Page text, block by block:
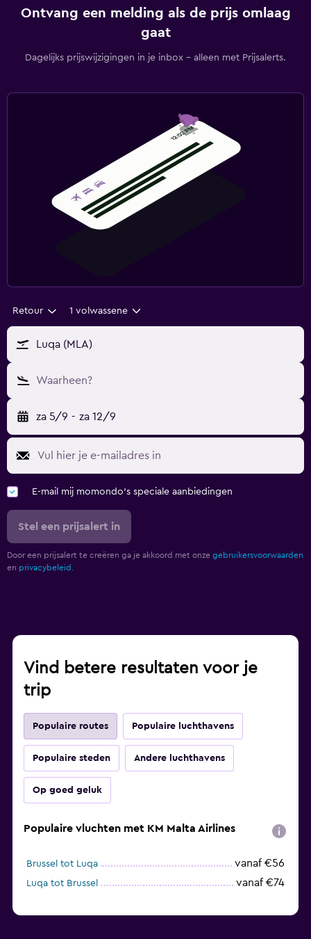
Ontvang een melding als de prijs omlaag
gaat
Dagelijks prijswijzigingen in je inbox - alleen met Prijsalerts.
Retour 1 volwassene
Luqa (MLA)
Waarheen?
za 5/9 - za 12/9
E-mail mij momondo's speciale aanbiedingen
Stel een prijsalert in
Door een prijsalert te creëren ga je akkoord met onze gebruikersvoorwaarden
en privacybeleid.
Vind betere resultaten voor je
trip
Populaire routes Populaire luchthavens
Populaire steden Andere luchthavens
Op goed geluk
Populaire vluchten met KM Malta Airlines
Brussel tot Luqa vanaf €56
Luqa tot Brussel vanaf €74